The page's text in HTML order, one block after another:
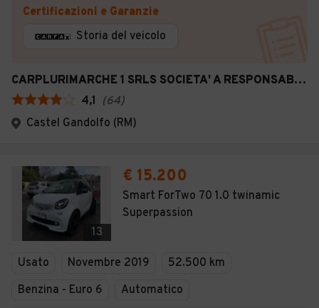
Certificazioni e Garanzie
Storia del veicolo
CARPLURIMARCHE 1 SRLS SOCIETA' A RESPONSABILITA' LIMITATA SEMPLIFICATA
4,1 (64)
Castel Gandolfo (RM)
13
€ 15.200
Smart ForTwo 70 1.0 twinamic
Superpassion
Usato Novembre 2019
52.500 km
Benzina - Euro 6
Automatico